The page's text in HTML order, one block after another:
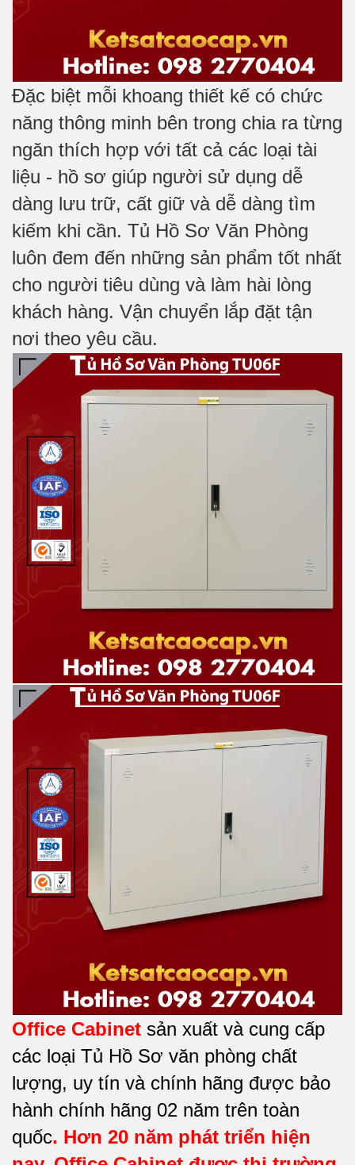
Đặc biệt mỗi khoang thiết kế có chức
năng thông minh bên trong chia ra từng
ngăn thích hợp với tất cả các loại tài
liệu - hồ sơ giúp người sử dụng dễ
dàng lưu trữ, cất giữ và dễ dàng tìm
kiếm khi cần. Tủ Hồ Sơ Văn Phòng
luôn đem đến những sản phẩm tốt nhất
cho người tiêu dùng và làm hài lòng
khách hàng. Vận chuyển lắp đặt tận
nơi theo yêu cầu.
Office Cabinet sản xuất và cung cấp
các loại Tủ Hồ Sơ văn phòng chất
lượng, uy tín và chính hãng được bảo
hành chính hãng 02 năm trên toàn
quốc. Hơn 20 năm phát triển hiện